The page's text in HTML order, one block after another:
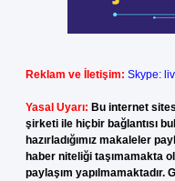
Reklam ve İletişim: Skype:
Yasal Uyarı: Bu internet
şirketi ile hiçbir bağlantısı
hazırladığımız makaleler
haber niteliği taşımamakta
paylaşım